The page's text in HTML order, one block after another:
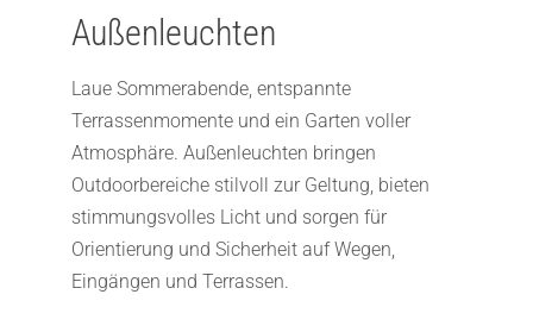
Außenleuchten
Laue Sommerabende, entspannte
Terrassenmomente und ein Garten voller
Atmosphäre. Außenleuchten bringen
Outdoorbereiche stilvoll zur Geltung, bieten
stimmungsvolles Licht und sorgen für
Orientierung und Sicherheit auf Wegen,
Eingängen und Terrassen.